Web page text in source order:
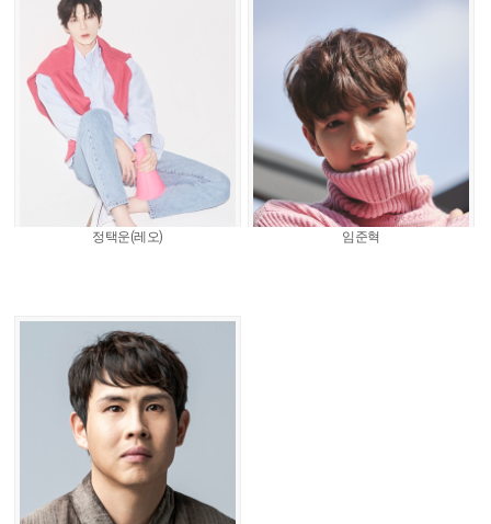
정택운(레오) 임준혁